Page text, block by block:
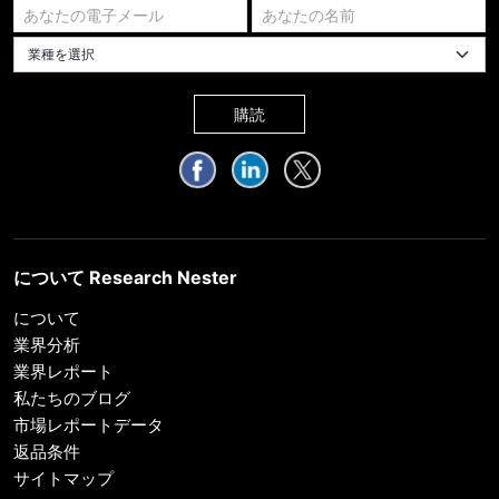
業種を選択してください
購読
について Research Nester
について
業界分析
業界レポート
私たちのブログ
市場レポートデータ
返品条件
サイトマップ